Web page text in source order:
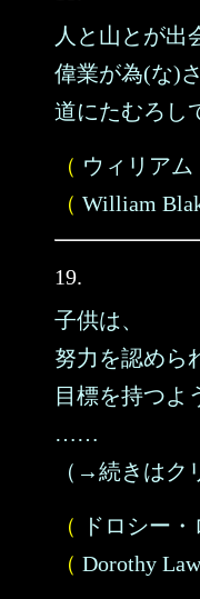
人と山とが出
偉業が為(な)
道にたむろし
（ ウィリアム
（ William
19.
子供は、
努力を認めら
目標を持つよ
……
（→続きはク
（ ドロシー
（ Dorothy